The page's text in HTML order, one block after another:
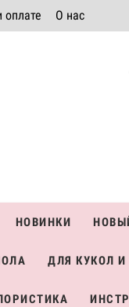
О нас
НОВИНКИ
ДЛЯ КУКОЛ